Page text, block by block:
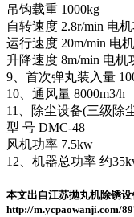
吊钩载重 1000kg
自转速度 2.8r/min 电
运行速度 20m/min 电
升降速度 8m/min 电机
9、首次弹丸装入量
10、通风量 8000m3/h
11、除尘设备(三级除
型 号 DMC-48
风机功率 7.5kw
12、机器总功率 约
本文出自江苏抛丸机除锈设
http://m.ycpaowanji.com/